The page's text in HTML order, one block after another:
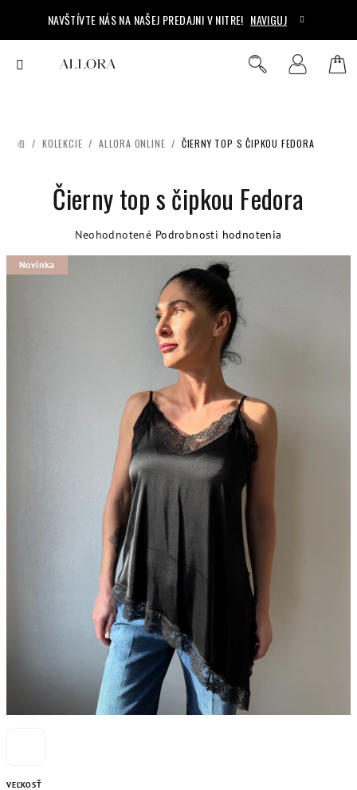
obsah
NAVŠTÍVTE NÁS NA NAŠEJ PREDAJNI V NITRE! NAVIGUJ
DOMOV
/ KOLEKCIE / ALLORA ONLINE / ČIERNY TOP S ČIPKOU FEDORA
VEĽKOSŤ
Čierny top s čipkou Fedora
Priemerné
Neohodnotené Podrobnosti hodnotenia
Novinka